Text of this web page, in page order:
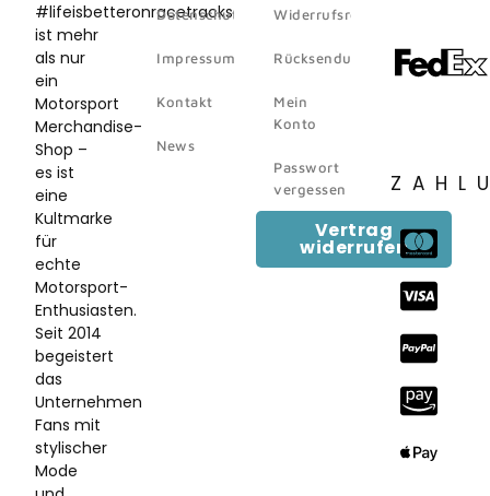
#lifeisbetteronracetracks
ist mehr
als nur
ein
Motorsport
Merchandise-
Shop –
es ist
eine
Kultmarke
für
echte
Motorsport-
Enthusiasten.
Seit 2014
begeistert
das
Unternehmen
Fans mit
stylischer
Mode
Datenschutz
Impressum
Kontakt
News
Widerrufsrecht
Rücksendungen
Mein
Konto
Passwort
vergessen
Vertrag
widerrufen